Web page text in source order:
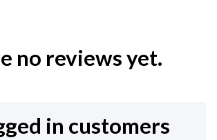
no reviews yet.
in customers